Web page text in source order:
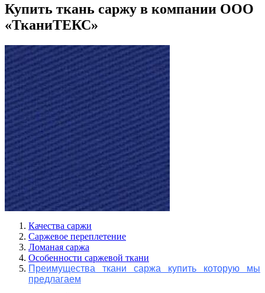
Купить ткань саржу в компании ООО
«ТканиТЕКС»
Качества саржи
Саржевое переплетение
Ломаная саржа
Особенности саржевой ткани
Преимущества ткани саржа купить которую мы
предлагаем